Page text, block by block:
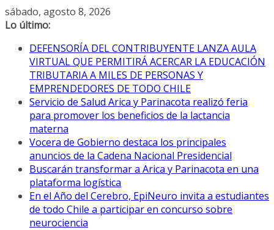
Saltar
al
sábado, agosto 8, 2026
Lo último:
DEFENSORÍA DEL CONTRIBUYENTE LANZA AULA
VIRTUAL QUE PERMITIRÁ ACERCAR LA EDUCACIÓN
TRIBUTARIA A MILES DE PERSONAS Y
EMPRENDEDORES DE TODO CHILE
Servicio de Salud Arica y Parinacota realizó feria
para promover los beneficios de la lactancia
materna
Vocera de Gobierno destaca los principales
anuncios de la Cadena Nacional Presidencial
Buscarán transformar a Arica y Parinacota en una
plataforma logística
En el Año del Cerebro, EpiNeuro invita a estudiantes
de todo Chile a participar en concurso sobre
neurociencia